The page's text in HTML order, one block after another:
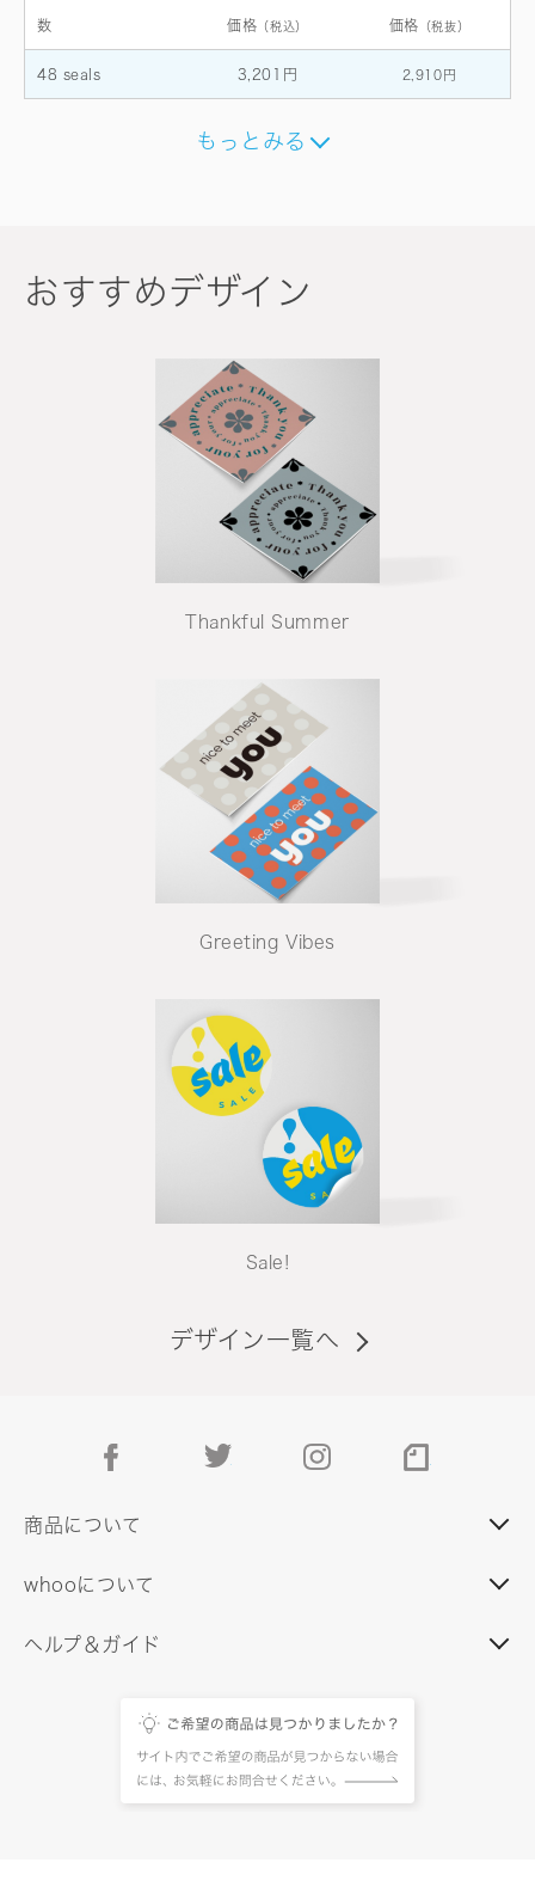
数 価格 （税込） 価格 （税抜）
48 seals 3,201円 2,910円
もっとみる
おすすめデザイン
Thankful Summer
Greeting Vibes
Sale!
デザイン一覧へ
facebook instagram
商品について
whooについて
ヘルプ＆ガイド